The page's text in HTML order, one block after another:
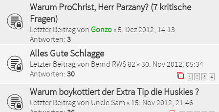
Warum ProChrist, Herr Parzany? (7 kritische
Fragen)
Letzter Beitrag von Gonzo«5. Dez 2012, 14:13
Antworten: 3
Alles Gute Schlagge
Letzter Beitrag von Bernd RWS 82 «30. Nov 2012, 05:34
Antworten: 30 1 2 3 4
Warum boykottiert der Extra Tip die Huskies ?
Letzter Beitrag von Uncle Sam « 15. Nov 2012, 21:46